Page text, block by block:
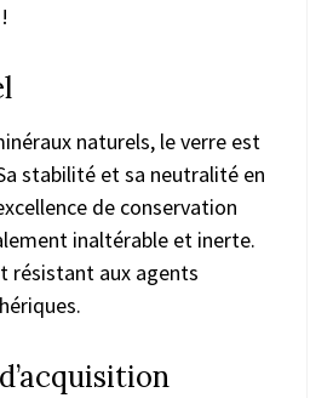
naturels, le verre est
stabilité et sa neutralité en
de conservation
inaltérable et inerte.
résistant aux agents